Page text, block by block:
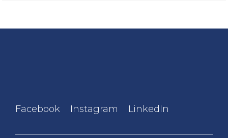
Facebook Instagram LinkedIn